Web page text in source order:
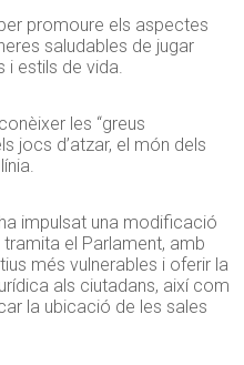
promoure els aspectes
saludables de jugar
i estils de vida.
les “greus
jocs d’atzar, el món dels
impulsat una modificació
el Parlament, amb
més vulnerables i oferir la
als ciutadans, així com
la ubicació de les sales